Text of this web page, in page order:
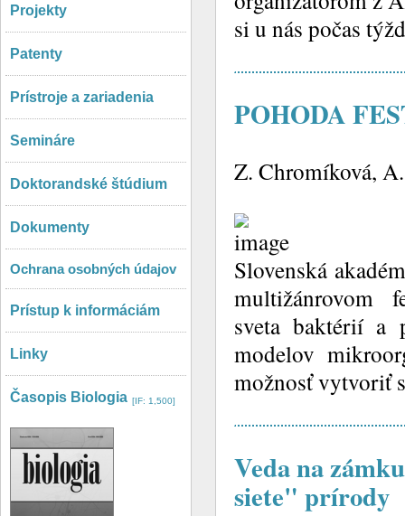
Projekty
Patenty
Prístroje a zariadenia
Semináre
Doktorandské štúdium
Dokumenty
Ochrana osobných údajov
Prístup k informáciám
Linky
Časopis Biologia [IF: 1,500]
si u nás počas
POHODA
Z. Chromíková,
Slovenská
multižánrovom
sveta baktérií a
modelov
možnosť vytvoriť
Veda na
siete" prírody